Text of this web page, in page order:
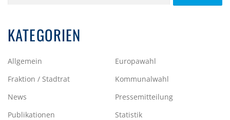
KATEGORIEN
Allgemein
Europawahl
Fraktion / Stadtrat
Kommunalwahl
News
Pressemitteilung
Publikationen
Statistik